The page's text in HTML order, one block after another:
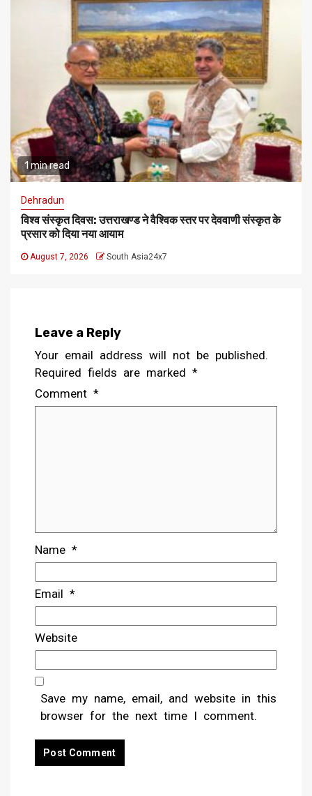
1 min read
Dehradun
विश्व संस्कृत दिवस: उत्तराखण्ड ने वैश्विक स्तर पर देववाणी संस्कृत के
प्रसार को दिया नया आयाम
August 7, 2026 South Asia24x7
Leave a Reply
Your email address will not be published.
Required fields are marked *
Comment *
Name *
Email *
Website
Save my name, email, and website in this
browser for the next time I comment.